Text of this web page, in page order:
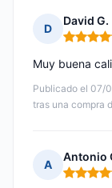
D
David G.
Nota: 5
Publicado el 07/
tras una compra
Muy buena
A
Antonio
Nota: 5